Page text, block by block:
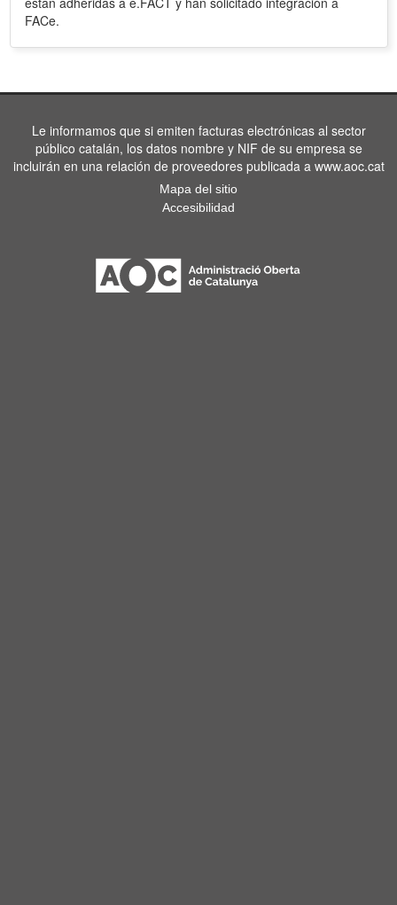
FACe.
Le informamos que si emiten facturas electrónicas al sector
público catalán, los datos nombre y NIF de su empresa se
incluirán en una relación de proveedores publicada a www.aoc.cat
Mapa del sitio
Accesibilidad